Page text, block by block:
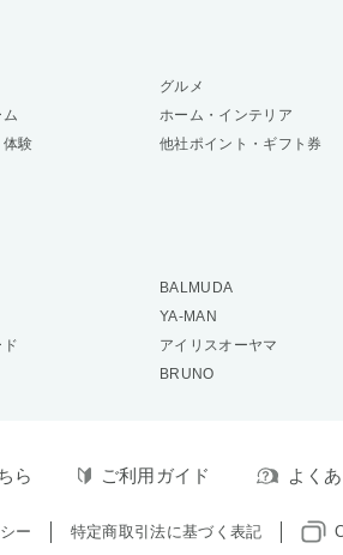
グルメ
ホーム・インテリア
体験 他社ポイント・ギフト券
BALMUDA
YA-MAN
アイリスオーヤマ
BRUNO
ら ご利用ガイド よく
ー 特定商取引法に基づく表記